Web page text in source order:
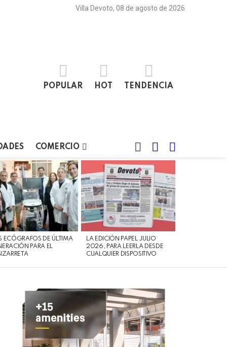
Villa Devoto, 08 de agosto de 2026
POPULAR HOT TENDENCIA
COMERCIO
SWITCH
SKIN
BUSCAR
ECÓGRAFOS DE ÚLTIMA
PARA EL
LA EDICIÓN PAPEL JULIO
2026, PARA LEERLA DESDE
CUALQUIER DISPOSITIVO